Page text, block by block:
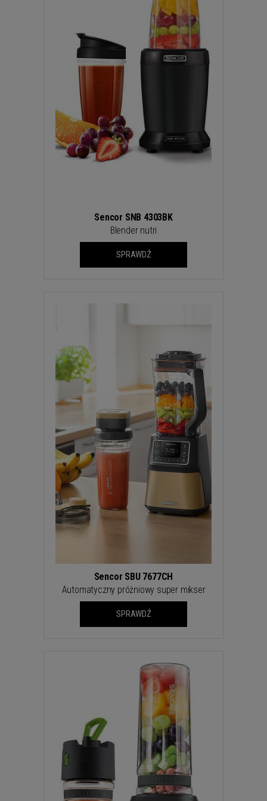
WROCŁAW
ZAKOPANE
ZIELONA GÓRA
Sencor SNB 4303BK
Blender nutri
SPRAWDŹ
Sencor SBU 7677CH
Automatyczny próżniowy super mikser
SPRAWDŹ